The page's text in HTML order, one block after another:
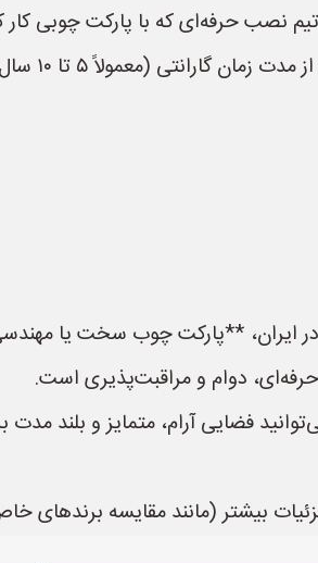
دوام و مراقبت‌پذیری است.
فضایی آرام، متمایز و بلند
بیشتر (مانند مقایسه